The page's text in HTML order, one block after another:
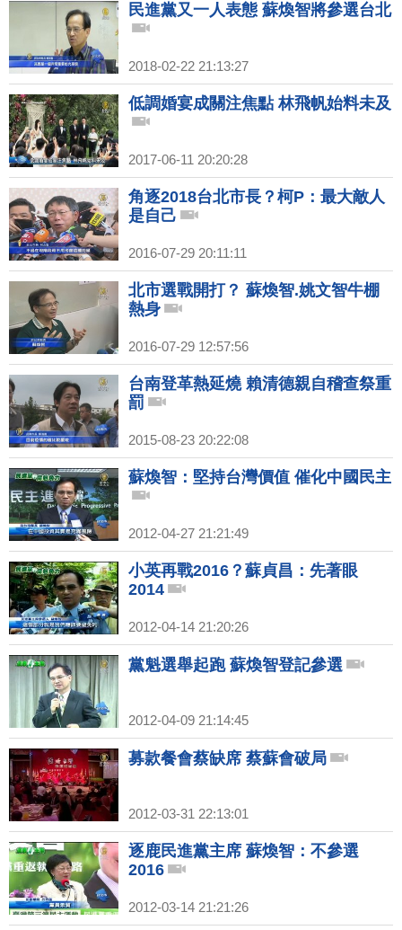
民進黨又一人表態 蘇煥智將參選台北
2018-02-22 21:13:27
低調婚宴成關注焦點 林飛帆始料未及
2017-06-11 20:20:28
角逐2018台北市長？柯P：最大敵人
是自己
2016-07-29 20:11:11
北市選戰開打？ 蘇煥智.姚文智牛棚
熱身
2016-07-29 12:57:56
台南登革熱延燒 賴清德親自稽查祭重
罰
2015-08-23 20:22:08
蘇煥智：堅持台灣價值 催化中國民主
2012-04-27 21:21:49
小英再戰2016？蘇貞昌：先著眼
2014
2012-04-14 21:20:26
黨魁選舉起跑 蘇煥智登記參選
2012-04-09 21:14:45
募款餐會蔡缺席 蔡蘇會破局
2012-03-31 22:13:01
逐鹿民進黨主席 蘇煥智：不參選
2016
2012-03-14 21:21:26